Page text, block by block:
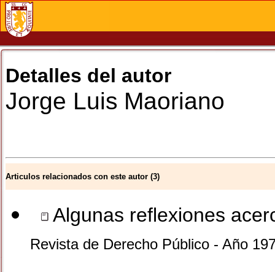
Detalles del autor
Jorge Luis Maoriano
Articulos relacionados con este autor (3)
Algunas reflexiones
Revista de Derecho Público - Año